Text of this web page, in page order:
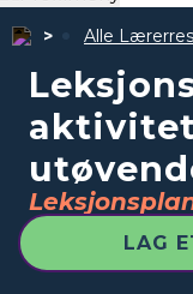
Alle
LAG